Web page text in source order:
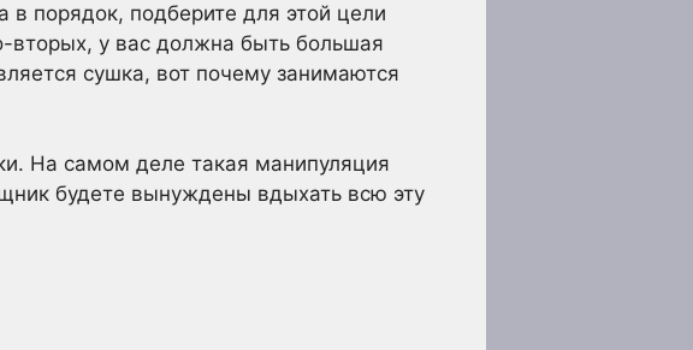
порядок, подберите для этой цели
у вас должна быть большая
сушка, вот почему занимаются
На самом деле такая манипуляция
будете вынуждены вдыхать всю эту